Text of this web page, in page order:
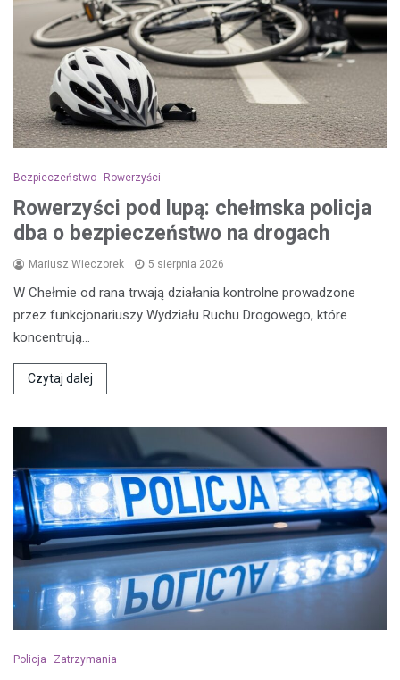
Bezpieczeństwo Rowerzyści
Rowerzyści pod lupą: chełmska policja
dba o bezpieczeństwo na drogach
Mariusz Wieczorek 5 sierpnia 2026
W Chełmie od rana trwają działania kontrolne prowadzone
przez funkcjonariuszy Wydziału Ruchu Drogowego, które
koncentrują…
Czytaj dalej
Policja Zatrzymania